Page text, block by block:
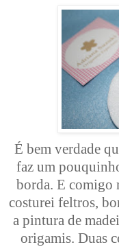
É bem verdade
faz um
borda. E comigo
costurei feltros,
a pintura de
origamis. Duas